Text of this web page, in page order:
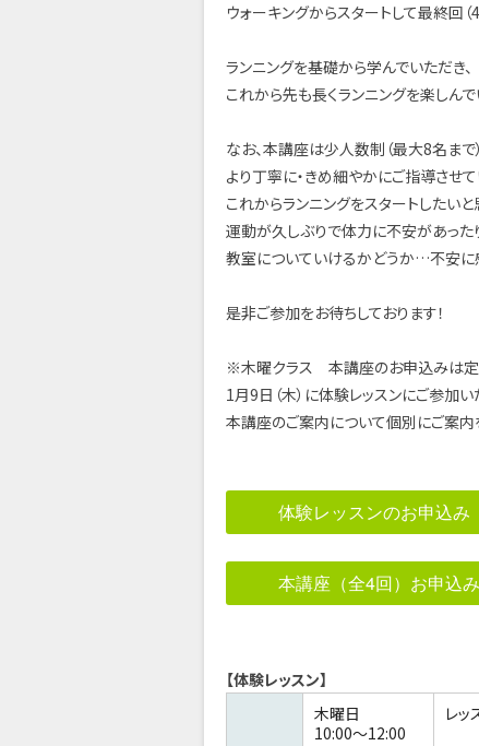
ウォーキングからスタートして最終回（
ランニングを基礎から学んでいただき、
これから先も長くランニングを楽しん
なお、本講座は少人数制（最大8名まで
より丁寧に・きめ細やかにご指導させて
これからランニングをスタートしたい
運動が久しぶりで体力に不安があった
教室についていけるかどうか…不安に
是非ご参加をお待ちしております！
※木曜クラス 本講座のお申込みは
1月9日（木）に体験レッスンにご参加い
本講座のご案内について個別にご案内
体験レッスンのお申込み
本講座（全4回）お申込み
【体験レッスン】
木曜日
10:00～12:00
レッ